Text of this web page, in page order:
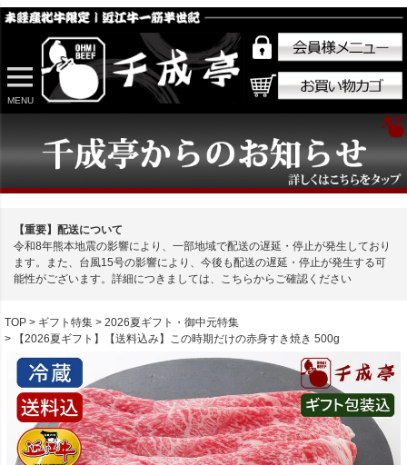
MENU
【重要】配送について
令和8年熊本地震の影響により、一部地域で配送の遅延・停止が発生しており
ます。また、台風15号の影響により、今後も配送の遅延・停止が発生する可
能性がございます。詳細につきましては、こちらからご確認ください
TOP ギフト特集
2026夏ギフト・御中元特集
【2026夏ギフト】【送料込み】この時期だけの赤身すき焼き 500g